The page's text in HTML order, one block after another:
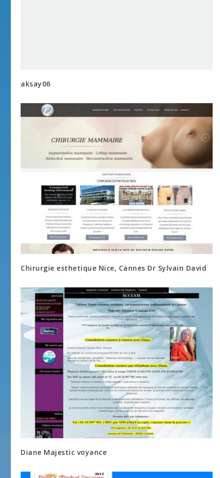
aksay06
Chirurgie esthetique Nice, Cannes Dr Sylvain David
Diane Majestic voyance